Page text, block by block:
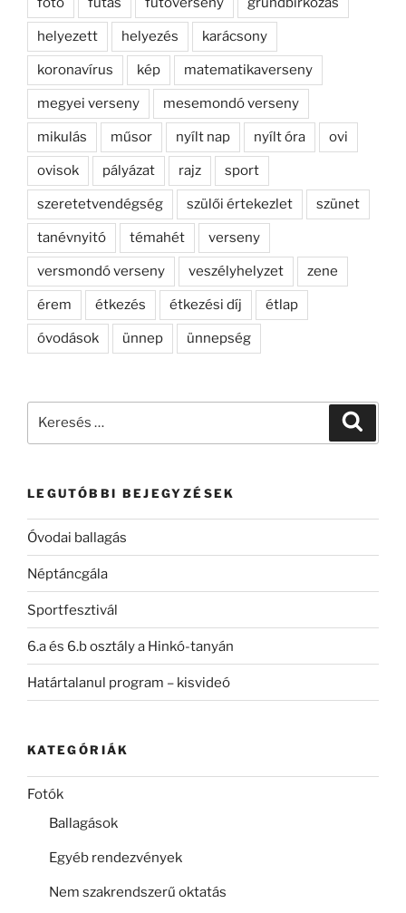
helyezett helyezés karácsony
koronavírus kép matematikaverseny
megyei verseny mesemondó verseny
mikulás műsor nyílt nap nyílt óra ovi
ovisok pályázat rajz sport
szeretetvendégség szülői értekezlet szünet
tanévnyitó témahét verseny
versmondó verseny veszélyhelyzet zene
érem étkezés étkezési díj étlap
óvodások ünnep ünnepség
LEGUTÓBBI BEJEGYZÉSEK
Óvodai ballagás
Néptáncgála
Sportfesztivál
6.a és 6.b osztály a Hinkó-tanyán
Határtalanul program – kisvideó
KATEGÓRIÁK
Fotók
Ballagások
Egyéb rendezvények
Nem szakrendszerű oktatás